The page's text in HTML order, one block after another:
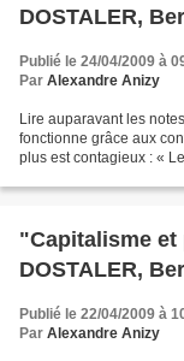
DOSTALER,
Publié le 24/04/2009 à
Par Alexandre Anizy
Lire auparavant les
fonctionne grâce aux
plus est contagieux : «
"Capitalisme
DOSTALER,
Publié le 22/04/2009 à
Par Alexandre Anizy